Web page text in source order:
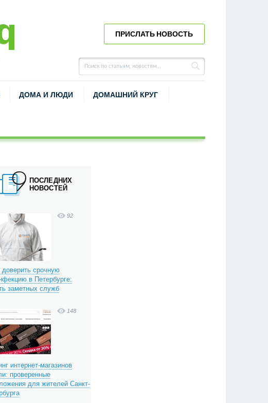
ПРИСЛАТЬ НОВОСТЬ
ДОМА И ЛЮДИ ДОМАШНИЙ КРУГ
ПОСЛЕДНИХ
НОВОСТЕЙ
92
доверить срочную
в Петербурге:
заметных служб
148
интернет-магазинов
проверенные
для жителей Санкт-